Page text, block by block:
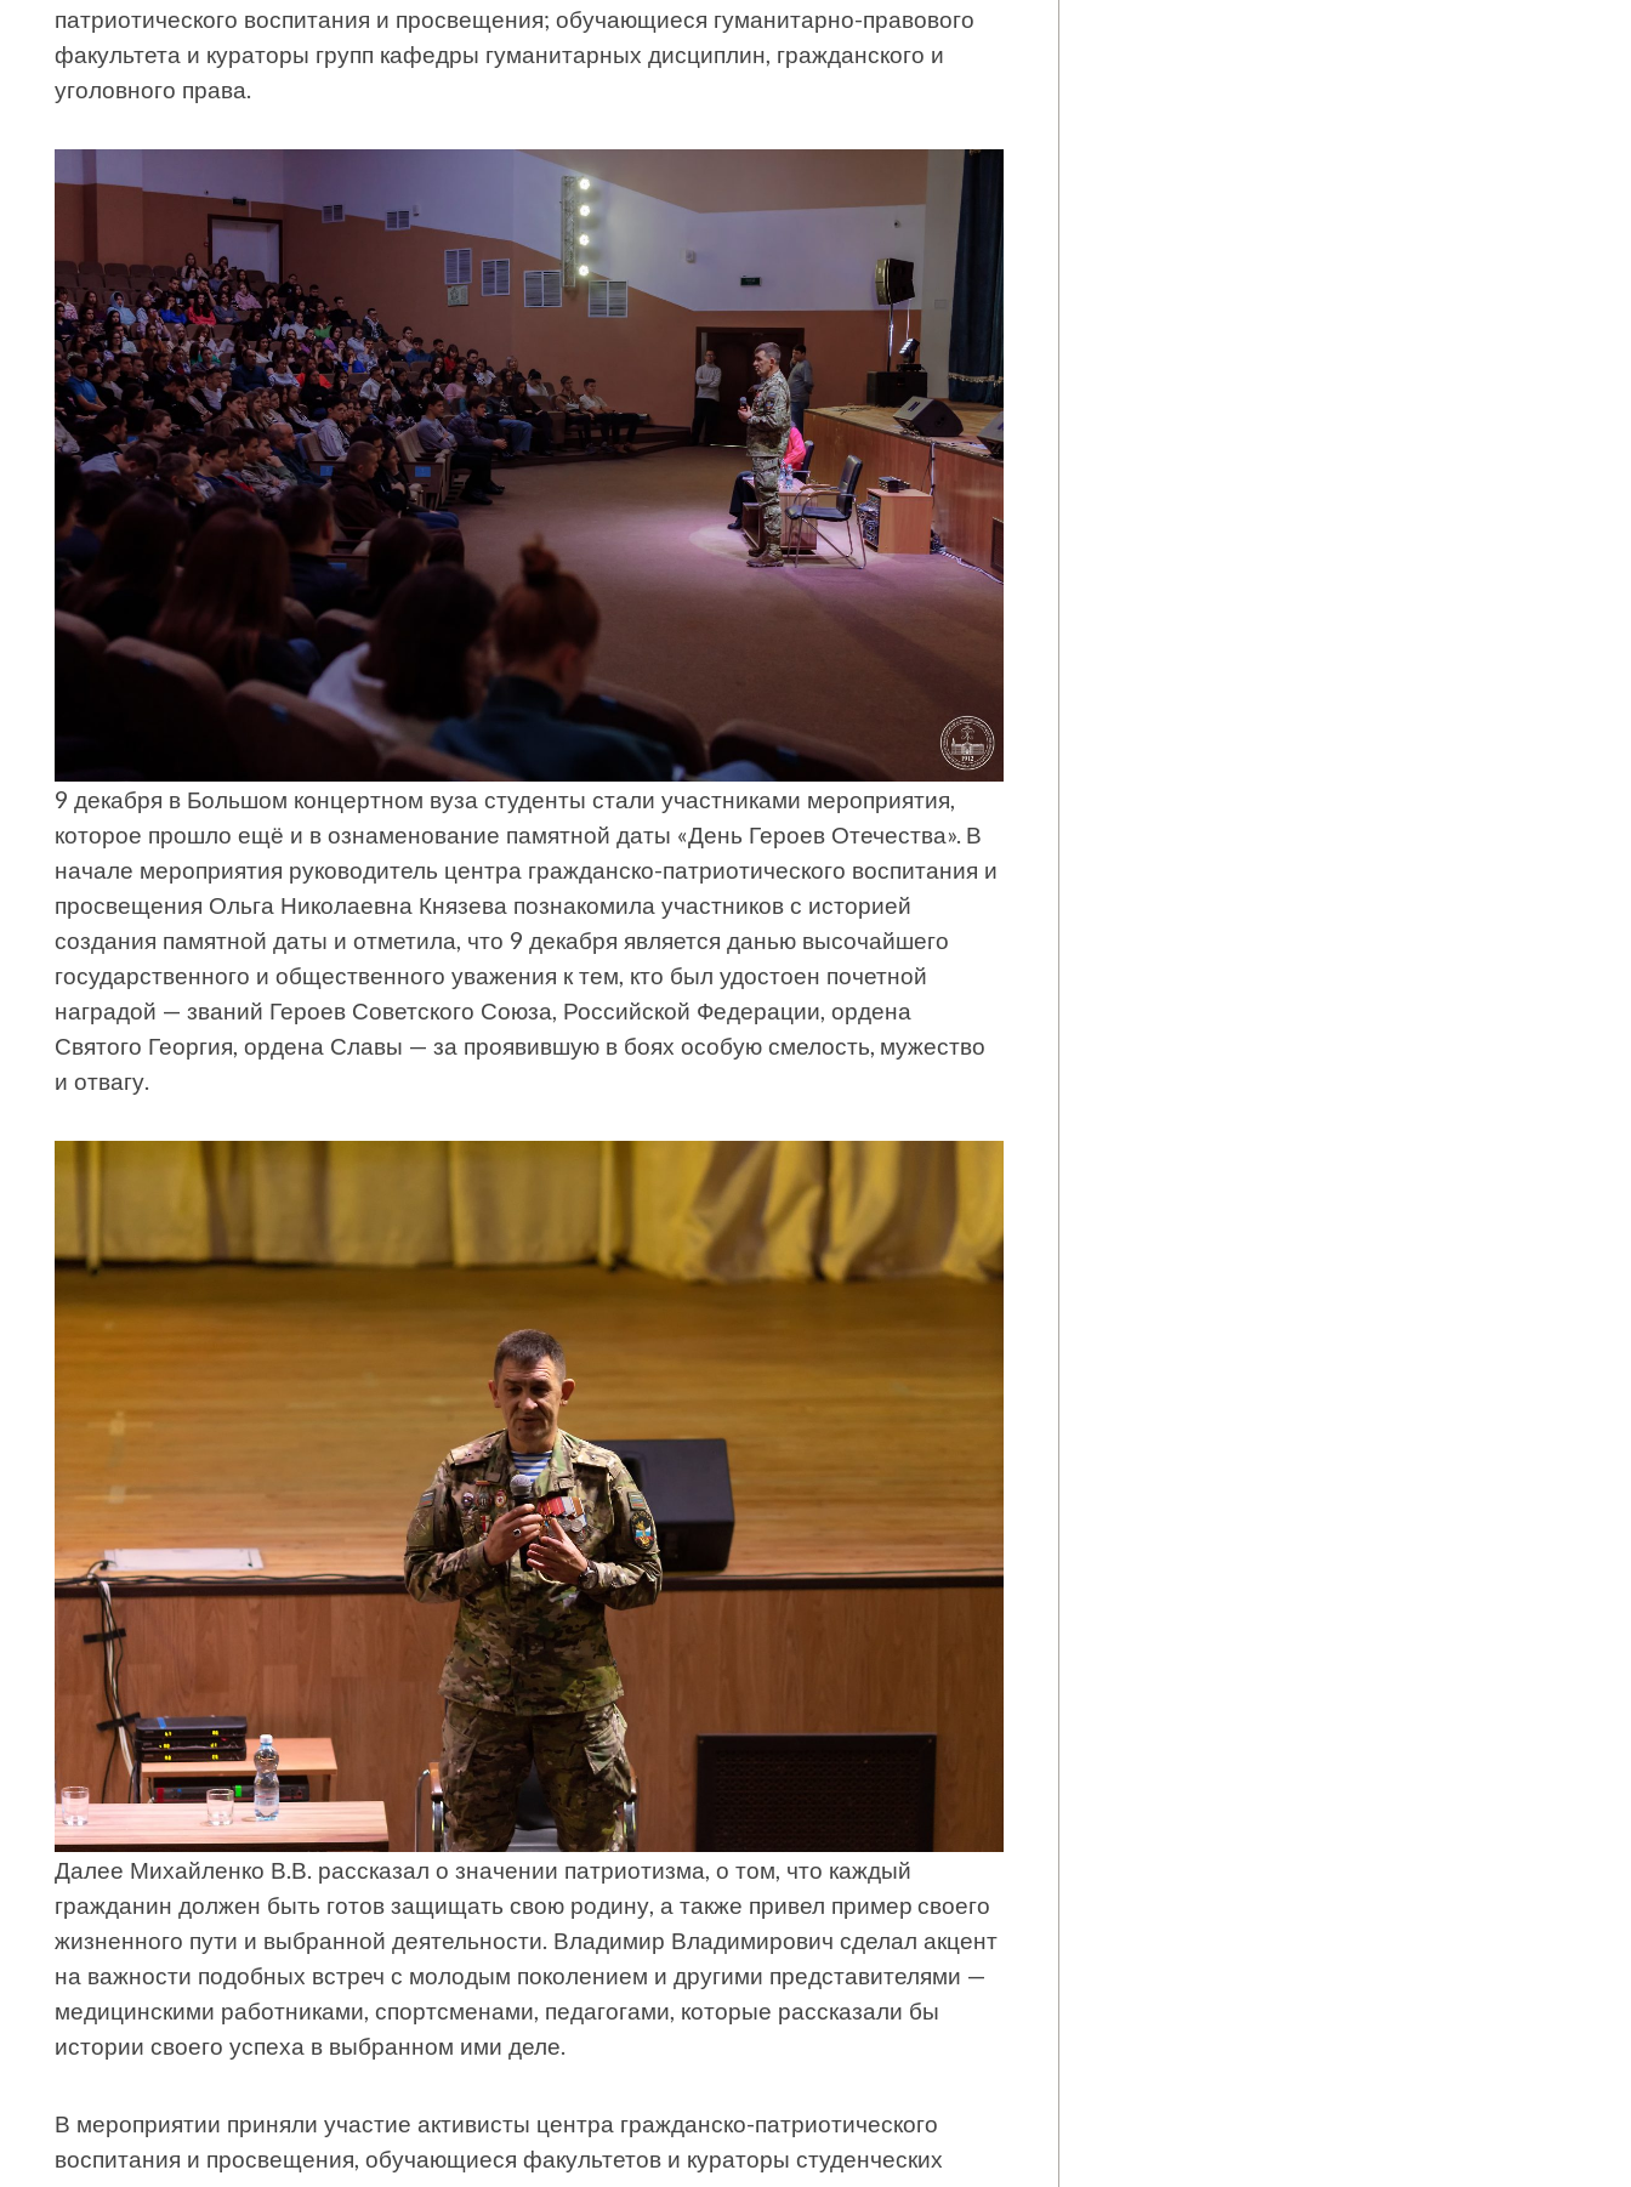
патриотического воспитания и просвещения; обучающиеся гуманитарно-правового
факультета и кураторы групп кафедры гуманитарных дисциплин, гражданского и
уголовного права.
9 декабря в Большом концертном вуза студенты стали участниками мероприятия,
которое прошло ещё и в ознаменование памятной даты «День Героев Отечества». В
начале мероприятия руководитель центра гражданско-патриотического воспитания и
просвещения Ольга Николаевна Князева познакомила участников с историей
создания памятной даты и отметила, что 9 декабря является данью высочайшего
государственного и общественного уважения к тем, кто был удостоен почетной
наградой — званий Героев Советского Союза, Российской Федерации, ордена
Святого Георгия, ордена Славы — за проявившую в боях особую смелость, мужество
и отвагу.
Далее Михайленко В.В. рассказал о значении патриотизма, о том, что каждый
гражданин должен быть готов защищать свою родину, а также привел пример своего
жизненного пути и выбранной деятельности. Владимир Владимирович сделал акцент
на важности подобных встреч с молодым поколением и другими представителями —
медицинскими работниками, спортсменами, педагогами, которые рассказали бы
истории своего успеха в выбранном ими деле.
В мероприятии приняли участие активисты центра гражданско-патриотического
воспитания и просвещения, обучающиеся факультетов и кураторы студенческих